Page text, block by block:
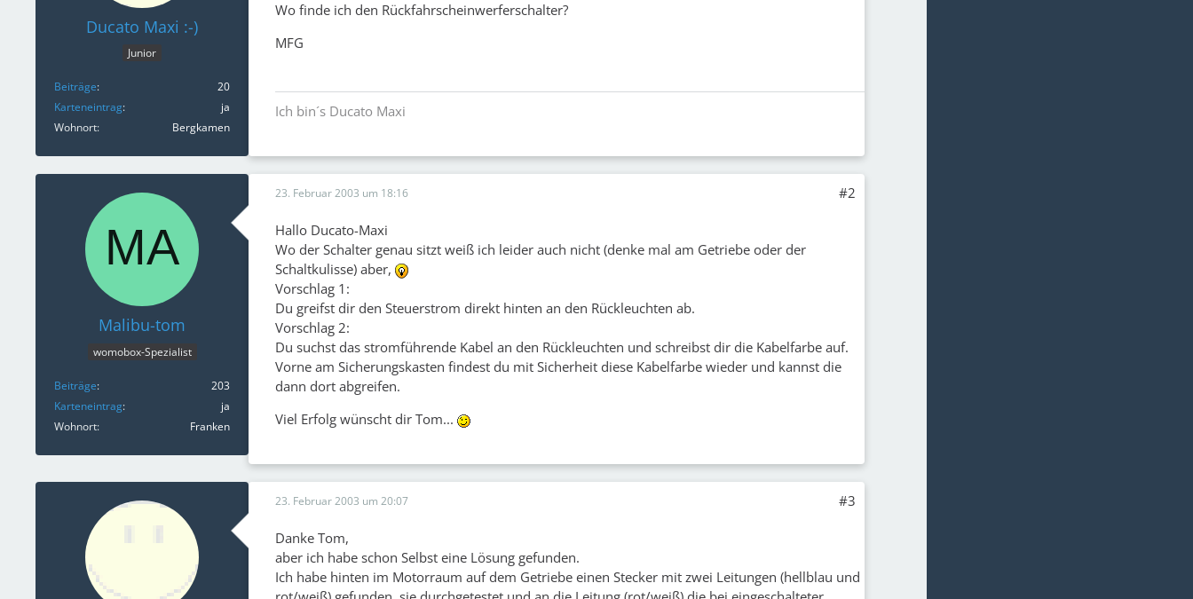
Ducato Maxi :-)
Junior
Beiträge
20
Karteneintrag
ja
Wohnort
Bergkamen
Wo finde ich den Rückfahrscheinwerferschalter?
MFG
Ich bin´s Ducato Maxi
Malibu-tom
womobox-Spezialist
Beiträge
203
Karteneintrag
ja
Wohnort
Franken
23. Februar 2003 um 18:16 #2
Hallo Ducato-Maxi
Wo der Schalter genau sitzt weiß ich leider auch nicht (denke mal am Getriebe oder der
Schaltkulisse) aber,
Vorschlag 1:
Du greifst dir den Steuerstrom direkt hinten an den Rückleuchten ab.
Vorschlag 2:
Du suchst das stromführende Kabel an den Rückleuchten und schreibst dir die Kabelfarbe auf.
Vorne am Sicherungskasten findest du mit Sicherheit diese Kabelfarbe wieder und kannst die
dann dort abgreifen.
Viel Erfolg wünscht dir Tom...
23. Februar 2003 um 20:07 #3
Danke Tom,
aber ich habe schon Selbst eine Lösung gefunden.
Ich habe hinten im Motorraum auf dem Getriebe einen Stecker mit zwei Leitungen (hellblau und